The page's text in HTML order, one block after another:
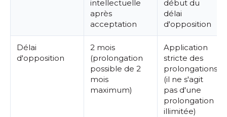
intellectuelle
après
acceptation
début du
délai
d'opposition
Délai
d'opposition
2 mois
(prolongation
possible de 2
mois
maximum)
Application
stricte des
prolongations
(il ne s'agit
pas d'une
prolongation
illimitée)